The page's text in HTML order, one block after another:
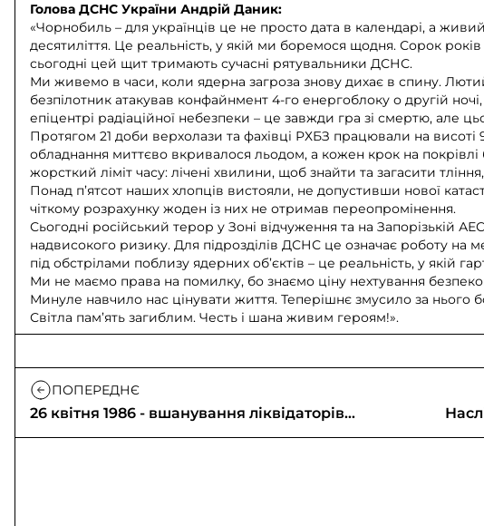
Голова ДСНС України Андрій Даник:
«Чорнобиль – для українців це не просто дата в календарі, а
десятиліття. Це реальність, у якій ми боремося щодня. Сорок
сьогодні цей щит тримають сучасні рятувальники ДСНС.
Ми живемо в часи, коли ядерна загроза знову дихає в спину.
безпілотник атакував конфайнмент 4-го енергоблоку о другій
епіцентрі радіаційної небезпеки – це завжди гра зі смертю, але
Протягом 21 доби верхолази та фахівці РХБЗ працювали на
обладнання миттєво вкривалося льодом, а кожен крок на
жорсткий ліміт часу: лічені хвилини, щоб знайти та загасити
Понад п’ятсот наших хлопців вистояли, не допустивши нової
чіткому розрахунку жоден із них не отримав переопромінення.
Сьогодні російський терор у Зоні відчуження та на Запорізькій
надвисокого ризику. Для підрозділів ДСНС це означає роботу на
під обстрілами поблизу ядерних об’єктів – це реальність, у якій
Ми не маємо права на помилку, бо знаємо ціну нехтування
Минуле навчило нас цінувати життя. Теперішнє змусило за нього
Світла пам’ять загиблим. Честь і шана живим героям!».
ПОПЕРЕДНЄ
26 квітня 1986 - вшанування ліквідаторів
Чорнобиля